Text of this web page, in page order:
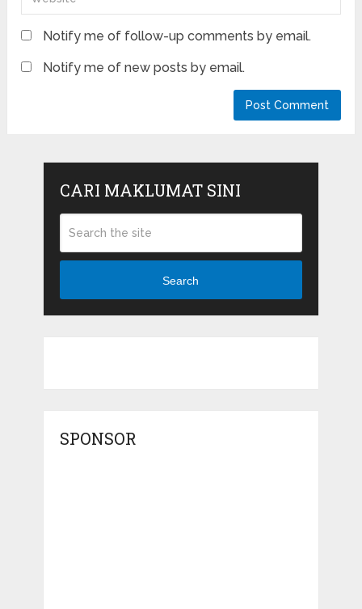
Notify me of follow-up comments by email.
Notify me of new posts by email.
CARI MAKLUMAT SINI
Search
SPONSOR